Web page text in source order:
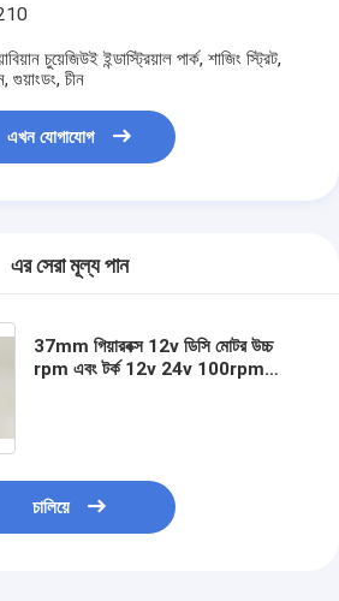
চুয়েজিউই ইন্ডাস্ট্রিয়াল পার্ক, শাজিং স্ট্রিট,
গুয়াংডং, চীন
এখন যোগাযোগ
এর সেরা মূল্য পান
37mm গিয়ারবক্স 12v ডিসি মোটর উচ্চ
rpm এবং টর্ক 12v 24v 100rpm
চালিয়ে